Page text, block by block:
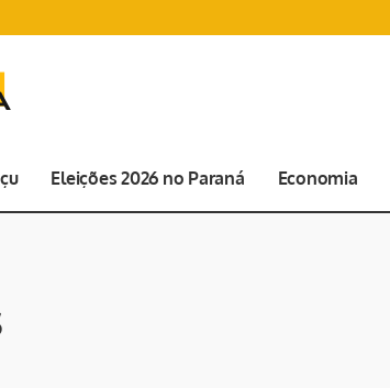
Eleições 2026 no Paraná Economia